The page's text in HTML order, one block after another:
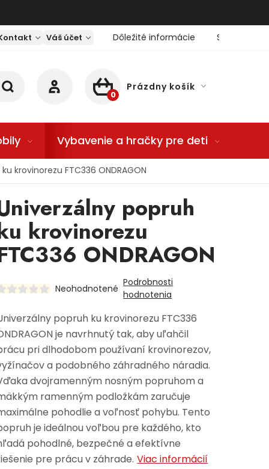
Váš účet Dôležité informácie Servis
NÁKUPNÝ KOŠÍK
Prázdny košík
Vybavenie a hračky pre deti
krovinorezu FTC336 ONDRAGON
popruh
krovinorezu
ONDRAGON
Neohodnotené
Podrobnosti
hodnotenia
popruh ku krovinorezu FTC336
je navrhnutý tak, aby uľahčil
pri dlhodobom používaní krovinorezov,
a podobného záhradného náradia.
dvojramenným nosným popruhom a
ramenným podložkám zaručuje
pohodlie a voľnosť pohybu. Tento
je ideálnou voľbou pre každého, kto
pohodlné, bezpečné a efektívne
pre prácu v záhrade. Viac informácií